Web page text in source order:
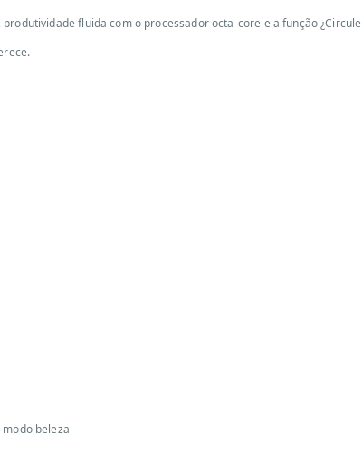
fluida com o processador octa-core e a função
beleza